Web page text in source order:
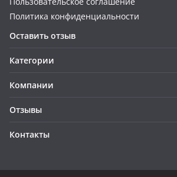
Политика конфиденциальности
Оставить отзыв
Категории
Компании
Отзывы
Контакты